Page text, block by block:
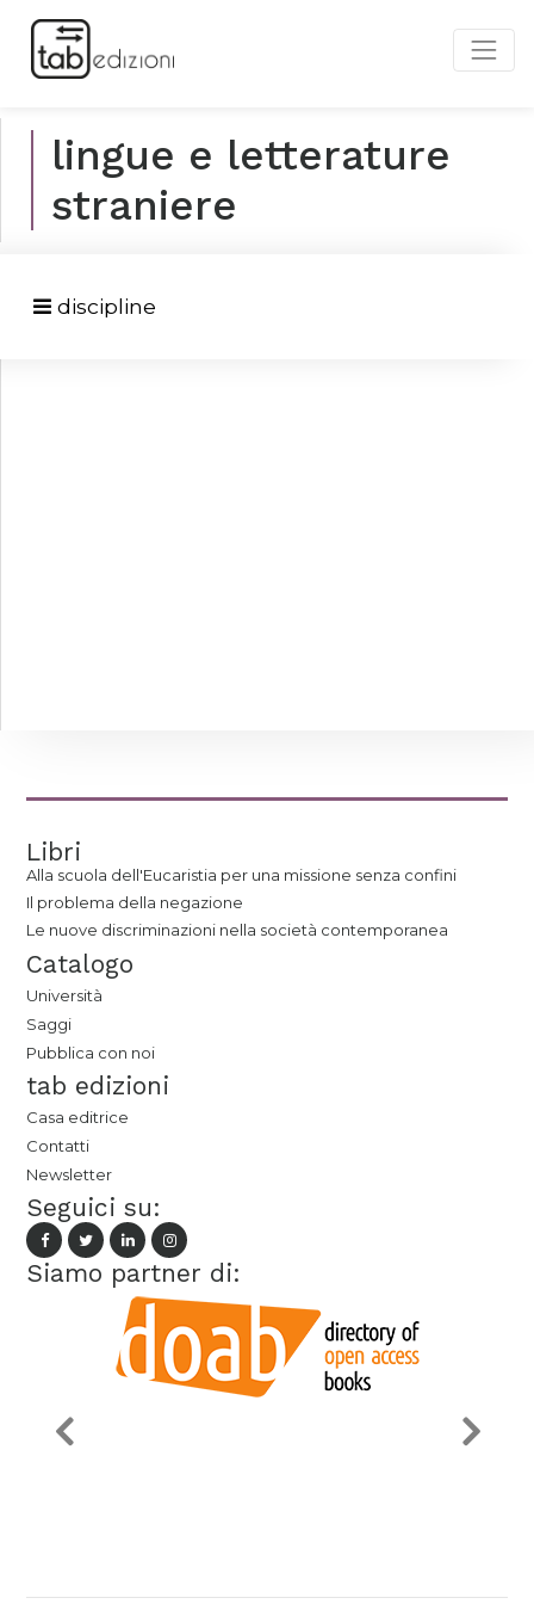
lingue e letterature
straniere
discipline
Libri
Alla scuola dell'Eucaristia per una missione senza confini
Il problema della negazione
Le nuove discriminazioni nella società contemporanea
Catalogo
Università
Saggi
Pubblica con noi
tab edizioni
Casa editrice
Contatti
Newsletter
Seguici su:
Siamo partner di: